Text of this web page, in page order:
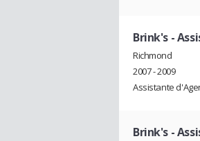
Brink's -
Richmond
2007 - 2009
Assistante
Brink's -